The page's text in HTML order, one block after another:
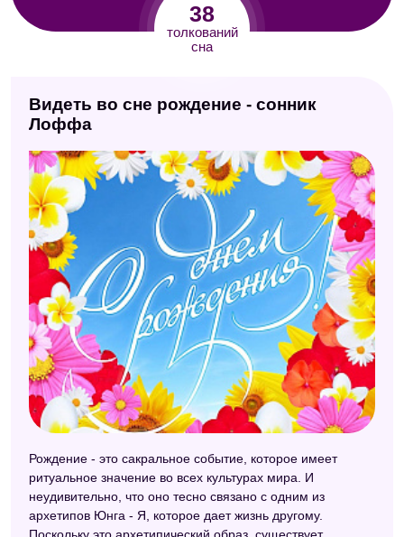
38
толкований
сна
Психологический сонник
Сонник Авеля
Сонник Кассандры
Сонник Миллера
Сонник ХХ века
Психоаналитический сонник
Сонник Таболкина
Итальянский сонник А. Роберти
Сонник Екатерины Великой
Любовный сонник
Сонник Странника
Малый сонник
Исламский сонник
Видеть во сне рождение - сонник
Лоффа
Рождение - это сакральное событие, которое имеет
ритуальное значение во всех культурах мира. И
неудивительно, что оно тесно связано с одним из
архетипов Юнга - Я, которое дает жизнь другому.